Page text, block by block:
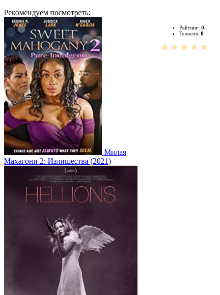
Рекомендуем посмотреть:
Рейтинг: 0
Голосов: 0
Милая
Махагони 2: Излишества (2021)